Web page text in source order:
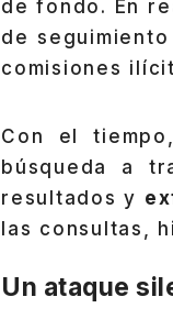
de fondo. En
de
comisiones
Con el
búsqueda a
resultados y
las consultas,
Un ataque